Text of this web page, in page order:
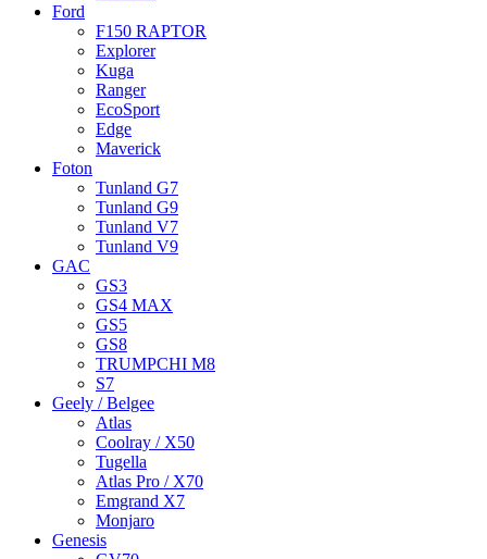
Ford
F150 RAPTOR
Explorer
Kuga
Ranger
EcoSport
Edge
Maverick
Foton
Tunland G7
Tunland G9
Tunland V7
Tunland V9
GAC
GS3
GS4 MAX
GS5
GS8
TRUMPCHI M8
S7
Geely / Belgee
Atlas
Coolray / X50
Tugella
Atlas Pro / X70
Emgrand X7
Monjaro
Genesis